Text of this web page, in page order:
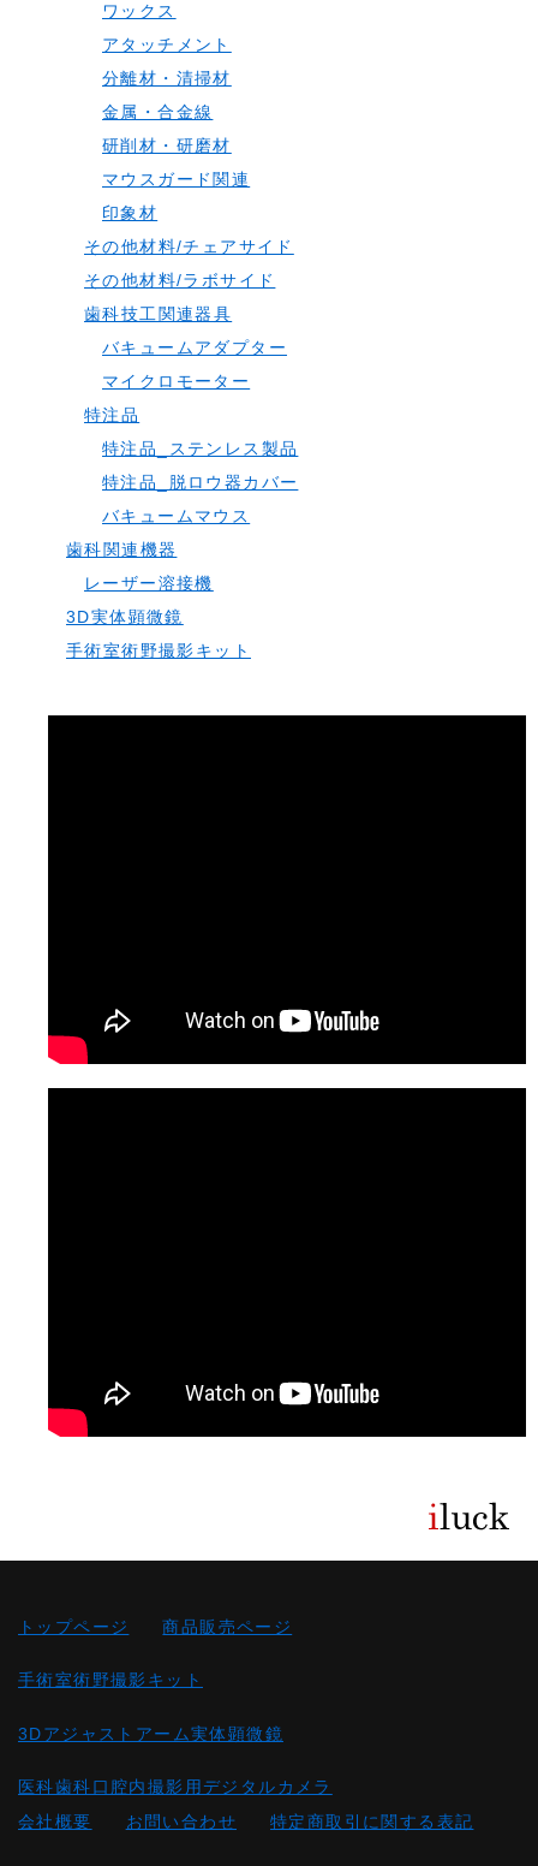
ワックス
アタッチメント
分離材・清掃材
金属・合金線
研削材・研磨材
マウスガード関連
印象材
その他材料/チェアサイド
その他材料/ラボサイド
歯科技工関連器具
バキュームアダプター
マイクロモーター
特注品
特注品_ステンレス製品
特注品_脱ロウ器カバー
バキュームマウス
歯科関連機器
レーザー溶接機
3D実体顕微鏡
手術室術野撮影キット
トップページ 商品販売ページ
手術室術野撮影キット
3Dアジャストアーム実体顕微鏡
医科歯科口腔内撮影用デジタルカメラ
会社概要
お問い合わせ 特定商取引に関する表記